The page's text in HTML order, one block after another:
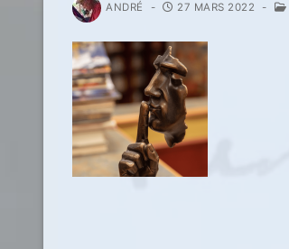
ANDRÉ - 27 MARS 2022 -